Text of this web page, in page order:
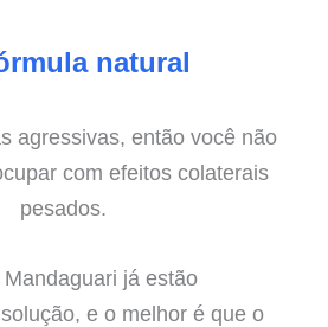
natural
agressivas, então você não
com efeitos colaterais
pesados.
já estão
e o melhor é que o